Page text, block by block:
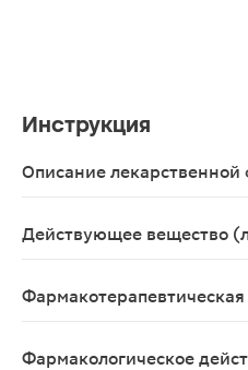
Инструкция
Описание
Действующее вещество
Фармакотерапевтическая
Фармакологическое